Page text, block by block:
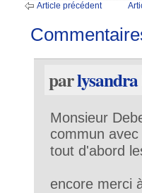
Article précédent
parlysandra
Monsieur
commun
tout d'abord
encore merci